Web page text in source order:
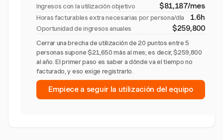
Ingresos con la utilización objetivo $81,187/mes
Horas facturables extra necesarias por persona/día 1.6h
Oportunidad de ingresos anuales $259,800
Cerrar una brecha de utilización de 20 puntos entre 5
personas supone $21,650 más al mes; es decir, $259,800
al año. El primer paso es saber a dónde va el tiempo no
facturado, y eso exige registrarlo.
Empiece a seguir la utilización del equipo